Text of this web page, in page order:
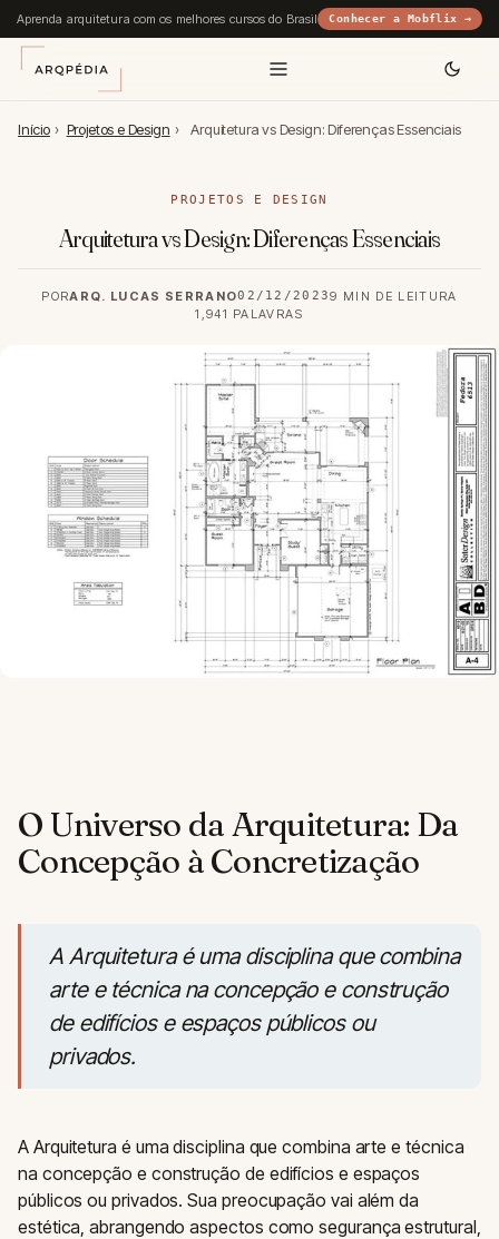
Aprenda arquitetura com os melhores cursos do Brasil Conhecer a Mobflix →
Início › Projetos e Design › Arquitetura vs Design: Diferenças Essenciais
PROJETOS E DESIGN
Arquitetura vs Design: Diferenças Essenciais
PORARQ. LUCAS SERRANO02/12/20239 MIN DE LEITURA
1,941 PALAVRAS
O Universo da Arquitetura: Da
Concepção à Concretização
A Arquitetura é uma disciplina que combina
arte e técnica na concepção e construção
de edifícios e espaços públicos ou
privados.
A Arquitetura é uma disciplina que combina arte e técnica
na concepção e construção de edifícios e espaços
públicos ou privados. Sua preocupação vai além da
estética, abrangendo aspectos como segurança estrutural,